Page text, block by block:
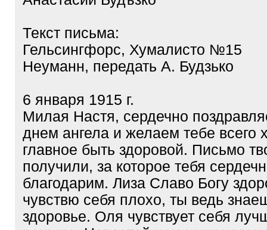
Текст письма:
Гельсингфорс, Хумалисто №15
Неуманн, передать А. Будзько
6 января 1915 г.
Милая Настя, сердечно
днем ангела и желаем тебе всего
главное быть здоровой. Письмо
получили, за которое тебя
благодарим. Лиза Славо Богу
чувствю себя плохо, ты ведь
здоровье. Оля чувствует себя